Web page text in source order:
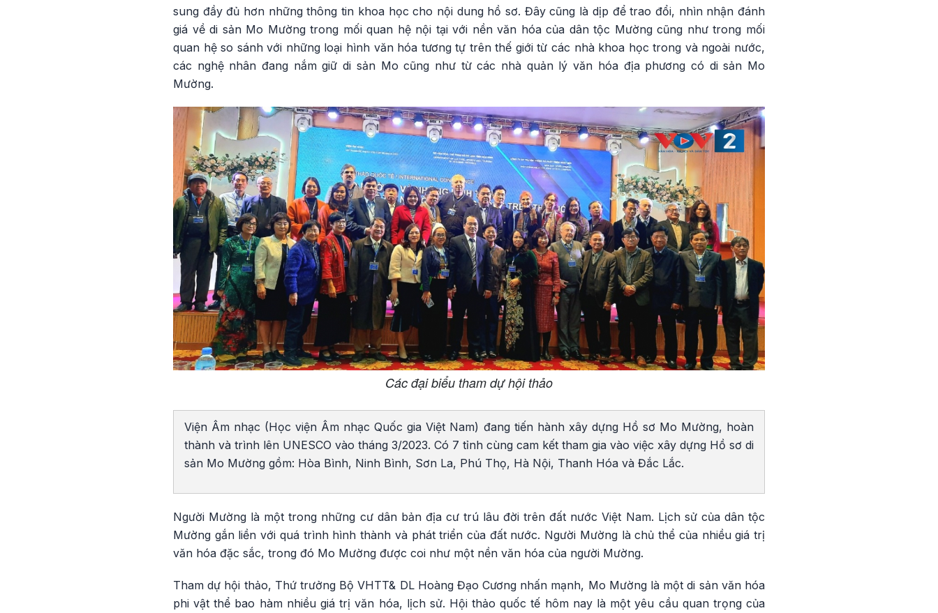
sung đầy đủ hơn những thông tin khoa học cho nội dung hồ sơ. Đây cũng là dịp để trao đổi, nhìn nhận đánh
giá về di sản Mo Mường trong mối quan hệ nội tại với nền văn hóa của dân tộc Mường cũng như trong mối
quan hệ so sánh với những loại hình văn hóa tương tự trên thế giới từ các nhà khoa học trong và ngoài nước,
các nghệ nhân đang nắm giữ di sản Mo cũng như từ các nhà quản lý văn hóa địa phương có di sản Mo
Mường.
Các đại biểu tham dự hội thảo
Viện Âm nhạc (Học viện Âm nhạc Quốc gia Việt Nam) đang tiến hành xây dựng Hồ sơ Mo Mường, hoàn
thành và trình lên UNESCO vào tháng 3/2023. Có 7 tỉnh cùng cam kết tham gia vào việc xây dựng Hồ sơ di
sản Mo Mường gồm: Hòa Bình, Ninh Bình, Sơn La, Phú Thọ, Hà Nội, Thanh Hóa và Đắc Lắc.
Người Mường là một trong những cư dân bản địa cư trú lâu đời trên đất nước Việt Nam. Lịch sử của dân tộc
Mường gắn liền với quá trình hình thành và phát triển của đất nước. Người Mường là chủ thể của nhiều giá trị
văn hóa đặc sắc, trong đó Mo Mường được coi như một nền văn hóa của người Mường.
Tham dự hội thảo, Thứ trưởng Bộ VHTT& DL Hoàng Đạo Cương nhấn mạnh, Mo Mường là một di sản văn hóa
phi vật thể bao hàm nhiều giá trị văn hóa, lịch sử. Hội thảo quốc tế hôm nay là một yêu cầu quan trọng của